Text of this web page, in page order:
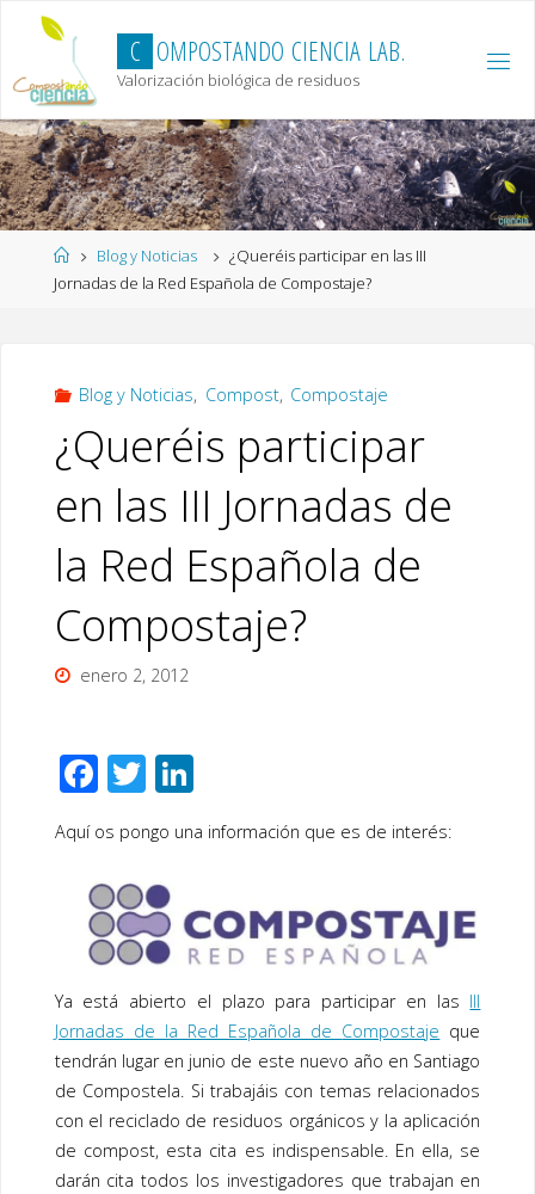
content
C OMPOSTANDO CIENCIA LAB.
Valorización biológica de residuos
HomeBlog y Noticias
¿Queréis participar en las III
Jornadas de la Red Española de Compostaje?
Blog y Noticias, Compost, Compostaje
¿Queréis participar
en las III Jornadas de
la Red Española de
Compostaje?
enero 2, 2012
F
e
b
o
o
k
T
tt
er
Li
n
k
dI
n
Aquí os pongo una información que es de interés:
Ya está abierto el plazo para participar en las III
Jornadas de la Red Española de Compostaje que
tendrán lugar en junio de este nuevo año en Santiago
de Compostela. Si trabajáis con temas relacionados
con el reciclado de residuos orgánicos y la aplicación
de compost, esta cita es indispensable. En ella, se
darán cita todos los investigadores que trabajan en